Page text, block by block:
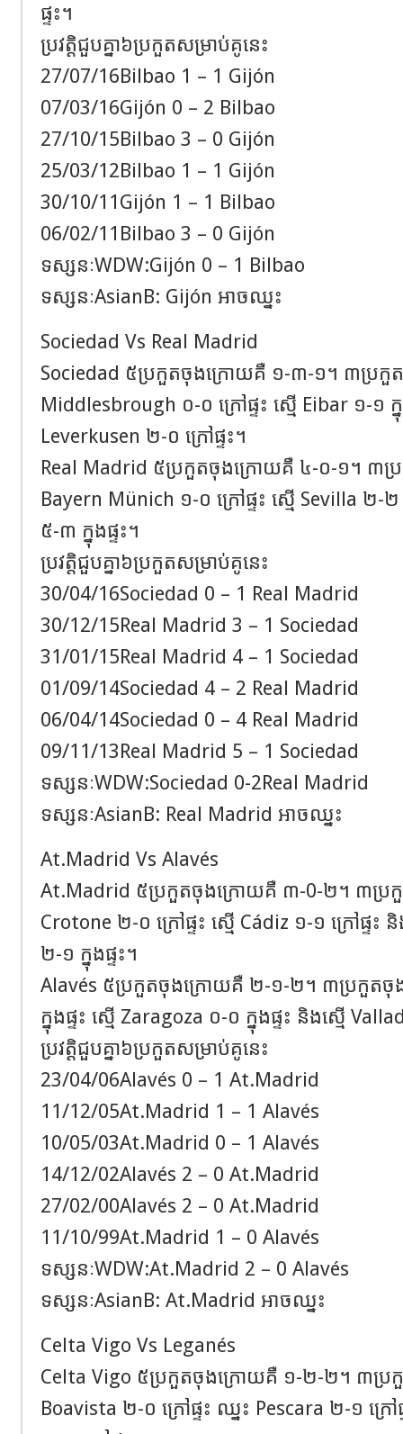
ផ្ទះ។
ប្រវត្តិជួបគ្នា៦ប្រកួតសម្រាប់គូនេះ
27/07/16Bilbao 1 – 1 Gijón
07/03/16Gijón 0 – 2 Bilbao
27/10/15Bilbao 3 – 0 Gijón
25/03/12Bilbao 1 – 1 Gijón
30/10/11Gijón 1 – 1 Bilbao
06/02/11Bilbao 3 – 0 Gijón
ទស្សនៈWDW:Gijón 0 – 1 Bilbao
ទស្សនៈAsianB: Gijón អាចឈ្នះ
Sociedad Vs Real Madrid
Sociedad ៥ប្រកួតចុងក្រោយគឺ ១-៣-១។ ៣ប្រកួ
Middlesbrough ០-០ ក្រៅផ្ទះ ស្មើ Eibar ១-១ ក្
Leverkusen ២-០ ក្រៅផ្ទះ។
Real Madrid ៥ប្រកួតចុងក្រោយគឺ ៤-០-១។ ៣ប្
Bayern Münich ១-០ ក្រៅផ្ទះ ស្មើ Sevilla ២-២
៥-៣ ក្នុងផ្ទះ។
ប្រវត្តិជួបគ្នា៦ប្រកួតសម្រាប់គូនេះ
30/04/16Sociedad 0 – 1 Real Madrid
30/12/15Real Madrid 3 – 1 Sociedad
31/01/15Real Madrid 4 – 1 Sociedad
01/09/14Sociedad 4 – 2 Real Madrid
06/04/14Sociedad 0 – 4 Real Madrid
09/11/13Real Madrid 5 – 1 Sociedad
ទស្សនៈWDW:Sociedad 0-2Real Madrid
ទស្សនៈAsianB: Real Madrid អាចឈ្នះ
At.Madrid Vs Alavés
At.Madrid ៥ប្រកួតចុងក្រោយគឺ ៣-0-២។ ៣ប្រ
Crotone ២-០ ក្រៅផ្ទះ ស្មើ Cádiz ១-១ ក្រៅផ្ទះ
២-១ ក្នុងផ្ទះ។
Alavés ៥ប្រកួតចុងក្រោយគឺ ២-១-២។ ៣ប្រកួតចុ
ក្នុងផ្ទះ ស្មើ Zaragoza ០-០ ក្នុងផ្ទះ និងស្មើ
ប្រវត្តិជួបគ្នា៦ប្រកួតសម្រាប់គូនេះ
23/04/06Alavés 0 – 1 At.Madrid
11/12/05At.Madrid 1 – 1 Alavés
10/05/03At.Madrid 0 – 1 Alavés
14/12/02Alavés 2 – 0 At.Madrid
27/02/00Alavés 2 – 0 At.Madrid
11/10/99At.Madrid 1 – 0 Alavés
ទស្សនៈWDW:At.Madrid 2 – 0 Alavés
ទស្សនៈAsianB: At.Madrid អាចឈ្នះ
Celta Vigo Vs Leganés
Celta Vigo ៥ប្រកួតចុងក្រោយគឺ ១-២-២។ ៣ប្
Boavista ២-០ ក្រៅផ្ទះ ឈ្នះ Pescara ២-១ ក្រ